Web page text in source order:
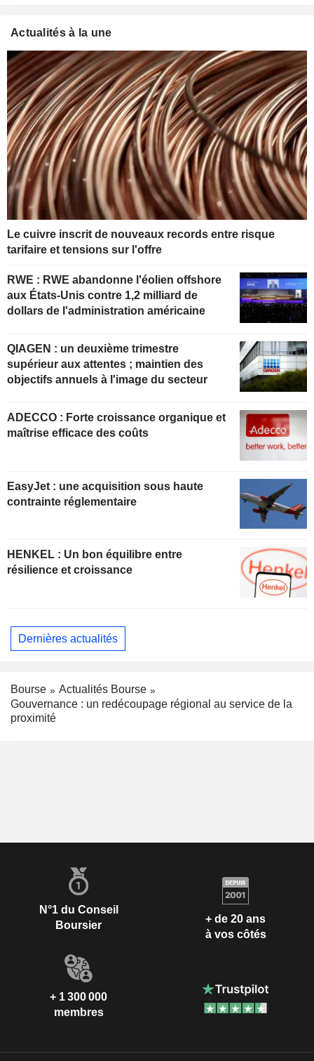
Actualités à la une
Le cuivre inscrit de nouveaux records entre risque
tarifaire et tensions sur l'offre
RWE : RWE abandonne l'éolien offshore
aux États-Unis contre 1,2 milliard de
dollars de l'administration américaine
QIAGEN : un deuxième trimestre
supérieur aux attentes ; maintien des
objectifs annuels à l'image du secteur
ADECCO : Forte croissance organique et
maîtrise efficace des coûts
EasyJet : une acquisition sous haute
contrainte réglementaire
HENKEL : Un bon équilibre entre
résilience et croissance
Dernières actualités
Bourse
Actualités Bourse
Gouvernance : un redécoupage régional au service de la
proximité
N°1 du Conseil
Boursier
+ de 20 ans
à vos côtés
+ 1 300 000
membres